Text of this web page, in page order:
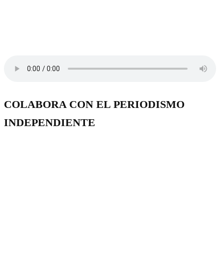
COLABORA CON EL PERIODISMO
INDEPENDIENTE